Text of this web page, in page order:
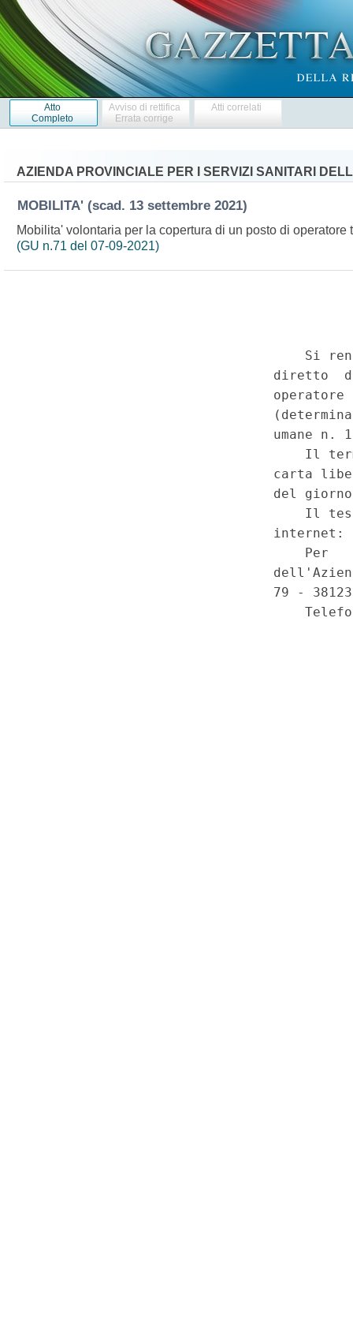
Atto
Completo
Avviso di rettifica
Errata corrige
Atti correlati
AZIENDA PROVINCIALE PER I SERVIZI SANITARI
MOBILITA' (scad. 13 settembre 2021)
Mobilita' volontaria per la copertura di un posto di
(GU n.71 del 07-09-2021)